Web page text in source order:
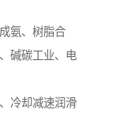
氨、树脂合
碱碳工业、电
冷却减速润滑